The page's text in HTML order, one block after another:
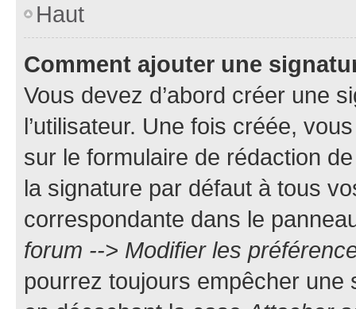
Haut
Comment ajouter une
Vous devez d’abord créer une
l’utilisateur. Une fois créée,
sur le formulaire de rédaction
la signature par défaut à tous
correspondante dans le
forum --> Modifier les
pourrez toujours empêcher une